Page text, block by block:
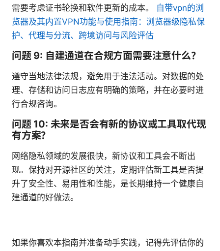
需要考虑证书轮换和软件更新的成本。 自带vpn的浏
览器及其内置VPN功能与使用指南：浏览器级隐私保
护、代理与分流、跨境访问与风险评估
问题 9: 自建通道在合规方面需要注意什么？
遵守当地法律法规，避免用于违法活动。对数据的处
理、存储和访问日志应有明确的策略，并在必要时进
行合规咨询。
问题 10: 未来是否会有新的协议或工具取代现
有方案？
网络隐私领域的发展很快，新协议和工具会不断出
现。保持对开源社区的关注，定期评估新工具是否提
升了安全性、易用性和性能，是长期维持一个健康自
建通道的好做法。
如果你喜欢本指南并准备动手实践，记得先评估你的